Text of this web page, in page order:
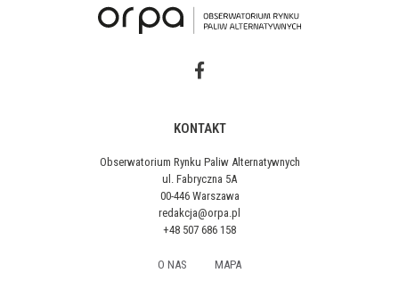
KONTAKT
Obserwatorium Rynku Paliw Alternatywnych
ul. Fabryczna 5A
00-446 Warszawa
redakcja@orpa.pl
+48 507 686 158
O NAS MAPA